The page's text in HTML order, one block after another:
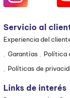
Servicio al
Experiencia del
Garantías
Política
Políticas de
Links de interés